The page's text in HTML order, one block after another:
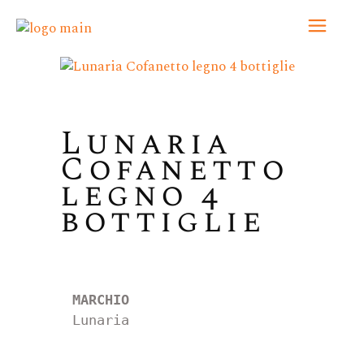
Lunaria
Cofanetto
legno 4
bottiglie
Lunaria